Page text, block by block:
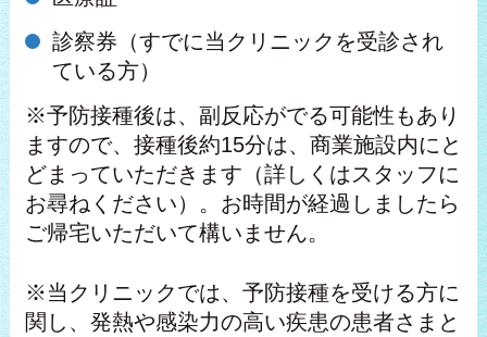
診察券（すでに当クリニックを受診され
ている方）
※予防接種後は、副反応がでる可能性もあり
ますので、接種後約15分は、商業施設内にと
どまっていただきます（詳しくはスタッフに
お尋ねください）。お時間が経過しましたら
ご帰宅いただいて構いません。
※当クリニックでは、予防接種を受ける方に
関し、発熱や感染力の高い疾患の患者さまと